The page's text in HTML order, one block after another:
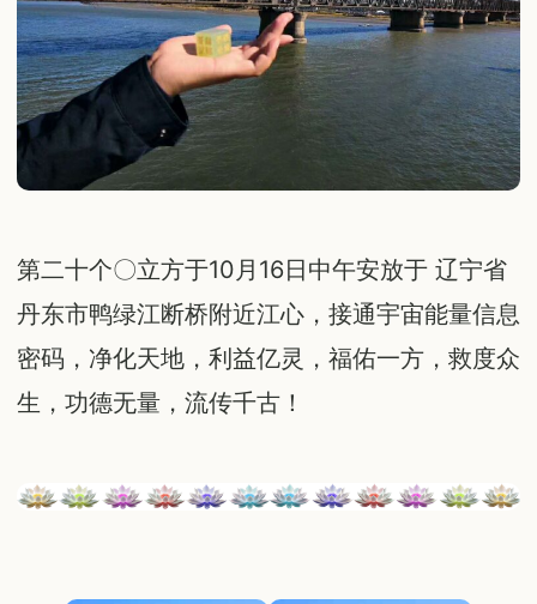
第二十个〇立方于10月16日中午安放于 辽宁省
丹东市鸭绿江断桥附近江心，接通宇宙能量信息
密码，净化天地，利益亿灵，福佑一方，救度众
生，功德无量，流传千古！